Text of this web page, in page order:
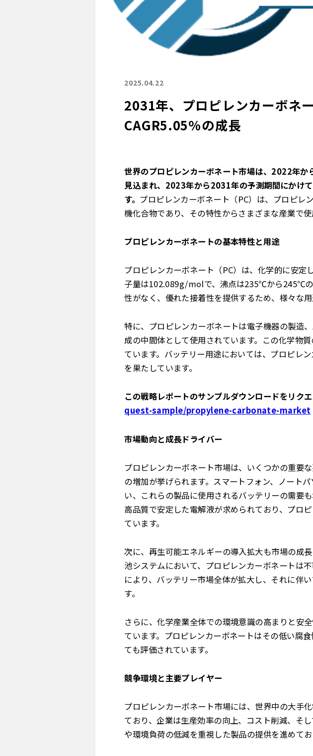
2025.04.22
2031年、プロピレンカーボネ
CAGR5.05％の成長
世界のプロピレンカーボネート市場は、2022年
見込まれ、2023年から2031年の予測期間にかけ
す。 プロピレンカーボネート（PC）は、プロピレ
機化合物であり、その特性からさまざまな産業で使
プロピレンカーボネートの基本特性と用途
プロピレンカーボネート（PC）は、化学的に安定
子量は102.089g/molで、沸点は235℃から245℃の
性がなく、優れた接着性を提供するため、様々な用
特に、プロピレンカーボネートは電子機器の製造
成の中間体として使用されています。この化学物
ています。バッテリー用途においては、プロピレ
を果たしています。
この戦略レポートのサンプルダウンロードをリク
quest-sample/propylene-carbonate-market
市場動向と成長ドライバー
プロピレンカーボネート市場は、いくつかの重要
の増加が挙げられます。スマートフォン、ノート
い、これらの製品に使用されるバッテリーの需要
高品質で安定した電解液が求められており、プロ
ています。
次に、再生可能エネルギーの導入拡大も市場の成
池システムにおいて、プロピレンカーボネートは
により、バッテリー市場全体が拡大し、それに伴
す。
さらに、化学産業全体での環境意識の高まりと安
ています。プロピレンカーボネートはその低い腐
ても評価されています。
競争環境と主要プレイヤー
プロピレンカーボネート市場には、世界中の大手
ており、企業は生産効率の向上、コスト削減、そ
や環境負荷の低減を重視した製品の提供を進めて